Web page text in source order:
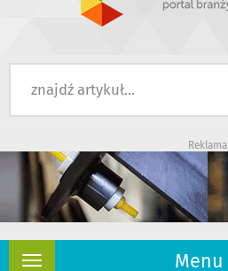
Reklama
Menu
Rozwiń